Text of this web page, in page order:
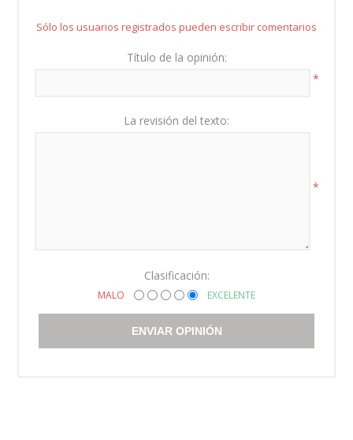
Sólo los usuarios registrados pueden escribir comentarios
Título de la opinión:
*
La revisión del texto:
*
Clasificación:
MALO EXCELENTE
ENVIAR OPINIÓN